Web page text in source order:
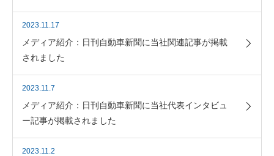
2023.11.17
メディア紹介：日刊自動車新聞に当社関連記事が掲載
されました
2023.11.7
メディア紹介：日刊自動車新聞に当社代表インタビュ
ー記事が掲載されました
2023.11.2